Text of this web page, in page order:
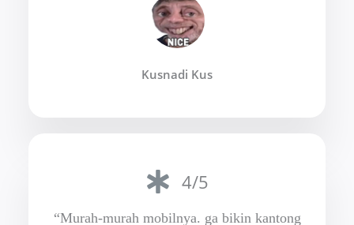
Kusnadi Kus
4/5
“Murah-murah mobilnya. ga bikin kantong